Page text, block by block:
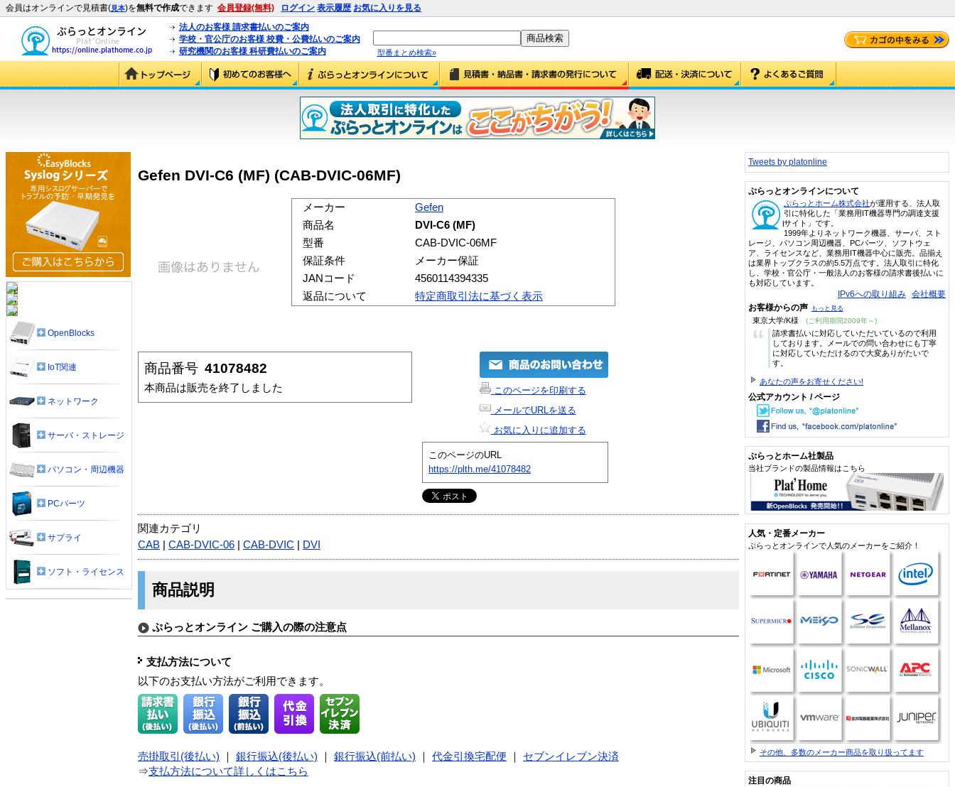
会員はオンラインで見積書(見本)を無料で作成できます 会員登録(無料) ログイン 表示履歴 お気に入りを見る
法人のお客様 請求書払いのご案内
学校・官公庁のお客様 校費・公費払いのご案内
研究機関のお客様 科研費払いのご案内
型番まとめ検索»
Gefen DVI-C6 (MF) (CAB-DVIC-06MF)
メーカー
Gefen
商品名
DVI-C6 (MF)
型番
CAB-DVIC-06MF
保証条件
メーカー保証
JANコード
4560114394335
返品について
特定商取引法に基づく表示
商品番号 41078482
本商品は販売を終了しました
このページを印刷する
メールでURLを送る
お気に入りに追加する
このページのURL
https://plth.me/41078482
関連カテゴリ
CAB
CAB-DVIC-06 CAB-DVIC DVI
商品説明
ぷらっとオンライン ご購入の際の注意点
支払方法について
以下のお支払い方法がご利用できます。
売掛取引(後払い) 銀行振込(後払い) 銀行振込(前払い) 代金引換宅配便
セブンイレブン決済
⇒支払方法について詳しくはこちら
OpenBlocks
IoT関連
ネットワーク
サーバ・ストレージ
パソコン・周辺機器
PCパーツ
サプライ
ソフト・ライセンス
Tweets by platonline
ぷらっとオンラインについて
ぷらっとホーム株式会社が運用する、法人取
引に特化した「業務用IT機器専門の調達支援
サイト」です。
1999年よりネットワーク機器、サーバ、スト
レージ、パソコン周辺機器、PCパーツ、ソフトウェ
ア、ライセンスなど、業務用IT機器中心に販売。品揃え
は業界トップクラスの約5.5万点です。法人取引に特化
し、学校・官公庁・一般法人のお客様の請求書後払いに
も対応しています。
IPv6への取り組み 会社概要
お客様からの声 もっと見る
東京大学/K様 (ご利用期間2009年～)
“
請求書払いに対応していただいているので利用
しております。メールでの問い合わせにも丁寧
に対応していただけるので大変ありがたいで
す。
あなたの声をお寄せください!
公式アカウント / ページ
ぷらっとホーム社製品
当社ブランドの製品情報はこちら
人気・定番メーカー
ぷらっとオンラインで人気のメーカーをご紹介！
その他、多数のメーカー商品を取り扱ってます
注目の商品